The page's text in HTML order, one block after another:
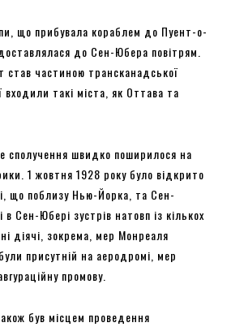
що прибувала кораблем до Пуент-о-
до Сен-Юбера повітрям.
став частиною трансканадської
входили такі міста, як Оттава та
сполучення швидко поширилося на
1 жовтня 1928 року було відкрито
що поблизу Нью-Йорка, та Сен-
Сен-Юбері зустрів натовп із кількох
діячі, зокрема, мер Монреаля
присутній на аеродромі, мер
промову.
був місцем проведення